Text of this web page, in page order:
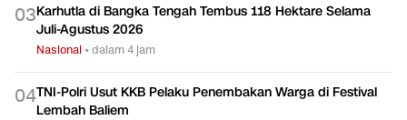
03Karhutla di Bangka Tengah Tembus 118 Hektare Selama
Juli-Agustus 2026
Nasional •dalam 4 jam
04TNI-Polri Usut KKB Pelaku Penembakan Warga di Festival
Lembah Baliem